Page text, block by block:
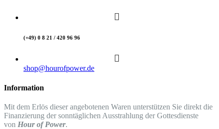
(+49) 0 8 21 / 420 96 96
shop@hourofpower.de
Information
Mit dem Erlös dieser angebotenen Waren unterstützen Sie direkt die
Finanzierung der sonntäglichen Ausstrahlung der Gottesdienste
von Hour of Power.